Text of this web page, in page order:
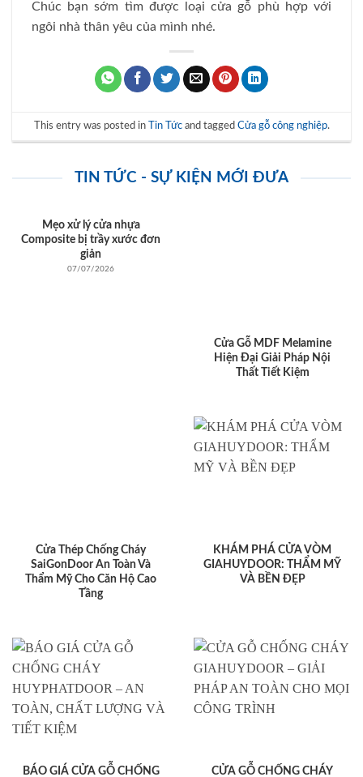
Chúc bạn sớm tìm được loại cửa gỗ phù hợp với
ngôi nhà thân yêu của mình nhé.
This entry was posted in Tin Tứcand tagged Cửa gỗ công nghiệp.
TIN TỨC - SỰ KIỆN MỚI ĐƯA
Mẹo xử lý cửa nhựa
Composite bị trầy xước đơn
giản
07/07/2026
Cửa Gỗ MDF Melamine
Hiện Đại Giải Pháp Nội
Thất Tiết Kiệm
Cửa Thép Chống Cháy
SaiGonDoor An Toàn Và
Thẩm Mỹ Cho Căn Hộ Cao
Tầng
KHÁM PHÁ CỬA VÒM
GIAHUYDOOR: THẨM MỸ
VÀ BỀN ĐẸP
BÁO GIÁ CỬA GỖ CHỐNG
CỬA GỖ CHỐNG CHÁY